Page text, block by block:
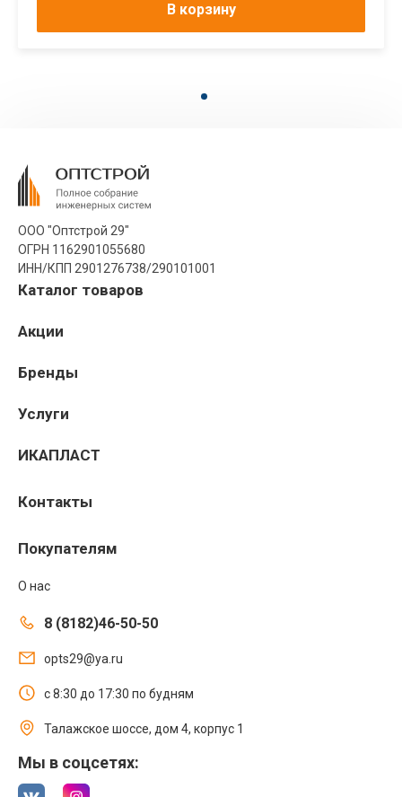
В корзину
ООО "Оптстрой 29"
ОГРН 1162901055680
ИНН/КПП 2901276738/290101001
Каталог товаров
Акции
Бренды
Услуги
ИКАПЛАСТ
Контакты
Покупателям
О нас
8 (8182)46-50-50
opts29@ya.ru
с 8:30 до 17:30 по будням
Талажское шоссе, дом 4, корпус 1
Мы в соцсетях: